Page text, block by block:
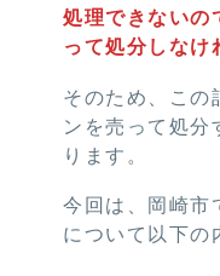
処理できないの
って処分しなけ
そのため、この
ンを売って処分
ります。
今回は、岡崎市
について以下の